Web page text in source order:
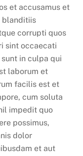
et accusamus et
blanditiis
corrupti quos
sint occaecati
in culpa qui
laborum et
facilis est et
cum soluta
impedit quo
possimus,
dolor
et aut